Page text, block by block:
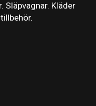
Släpvagnar. Kläder